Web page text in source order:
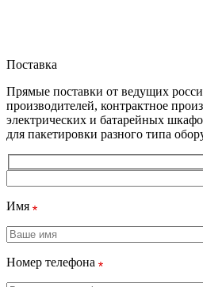
Поставка
Прямые поставки от ведущих
производителей, контрактное
электрических и батарейных
для пакетировки разного типа
Имя
Номер телефона